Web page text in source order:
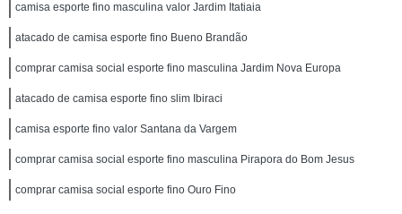
camisa esporte fino masculina valor Jardim Itatiaia
atacado de camisa esporte fino Bueno Brandão
comprar camisa social esporte fino masculina Jardim Nova Europa
atacado de camisa esporte fino slim Ibiraci
camisa esporte fino valor Santana da Vargem
comprar camisa social esporte fino masculina Pirapora do Bom Jesus
comprar camisa social esporte fino Ouro Fino